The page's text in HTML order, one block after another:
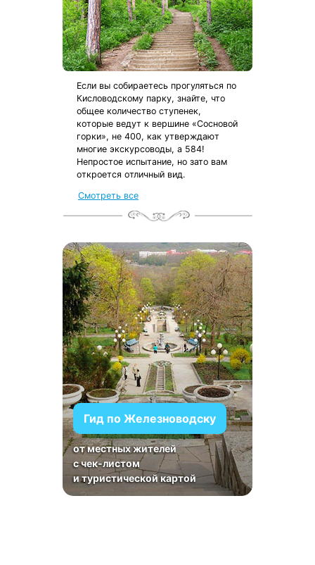
Если вы собираетесь прогуляться по
Кисловодскому парку, знайте, что
общее количество ступенек,
которые ведут к вершине «Сосновой
горки», не 400, как утверждают
многие экскурсоводы, а 584!
Непростое испытание, но зато вам
откроется отличный вид.
Смотреть все
Гид по Железноводску
от местных жителей
с чек-листом
и туристической картой